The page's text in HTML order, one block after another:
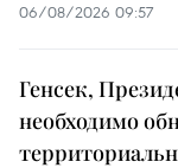
06/08/2026 09:57
Генсек,
необходимо